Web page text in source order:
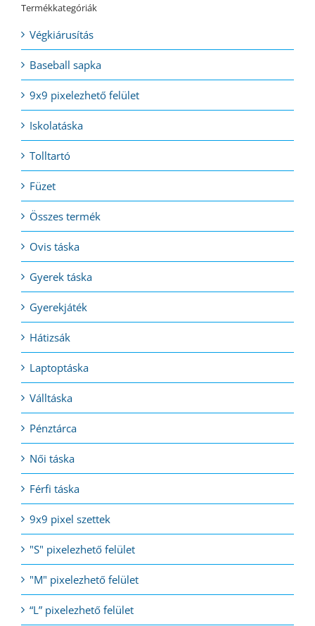
Termékkategóriák
Végkiárusítás
Baseball sapka
9x9 pixelezhető felület
Iskolatáska
Tolltartó
Füzet
Összes termék
Ovis táska
Gyerek táska
Gyerekjáték
Hátizsák
Laptoptáska
Válltáska
Pénztárca
Női táska
Férfi táska
9x9 pixel szettek
"S" pixelezhető felület
"M" pixelezhető felület
“L” pixelezhető felület